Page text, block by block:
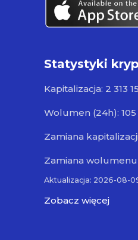
Statystyki
Kapitalizacja: 2 313
Wolumen (24h):
Zamiana
Zamiana
Aktualizacja: 2026-08-09
Zobacz więcej